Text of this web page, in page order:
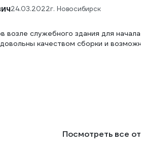
24.03.2022г. Новосибирск
возле служебного здания для
качеством сборки и
Посмотреть все